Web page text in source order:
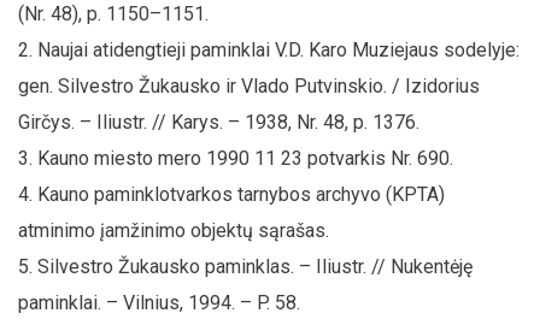
(Nr. 48), p. 1150–1151.
Naujai atidengtieji paminklai V.D. Karo Muziejaus sodelyje:
gen. Silvestro Žukausko ir Vlado Putvinskio. / Izidorius
Girčys. – Iliustr. // Karys. – 1938, Nr. 48, p. 1376.
Kauno miesto mero 1990 11 23 potvarkis Nr. 690.
Kauno paminklotvarkos tarnybos archyvo (KPTA)
atminimo įamžinimo objektų sąrašas.
Silvestro Žukausko paminklas. – Iliustr. // Nukentėję
paminklai. – Vilnius, 1994. – P. 58.